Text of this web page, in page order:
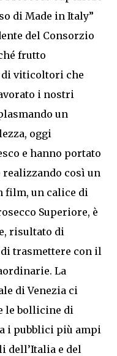
di Made in Italy”
del Consorzio
frutto
di viticoltori che
i nostri
un
oggi
e hanno portato
realizzando così un
film, un calice di
Superiore, è
risultato di
di trasmettere con il
La
di Venezia ci
le bollicine di
i pubblici più ampi
dell’Italia e del